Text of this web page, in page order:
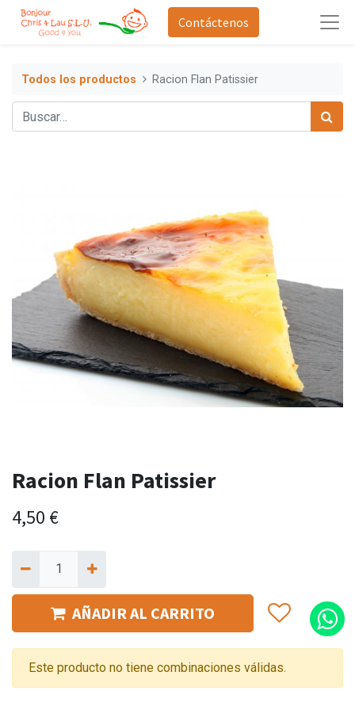
Contáctenos
Todos los productos Racion Flan Patissier
Racion Flan Patissier
4,50 €
AÑADIR AL CARRITO
Este producto no tiene combinaciones válidas.